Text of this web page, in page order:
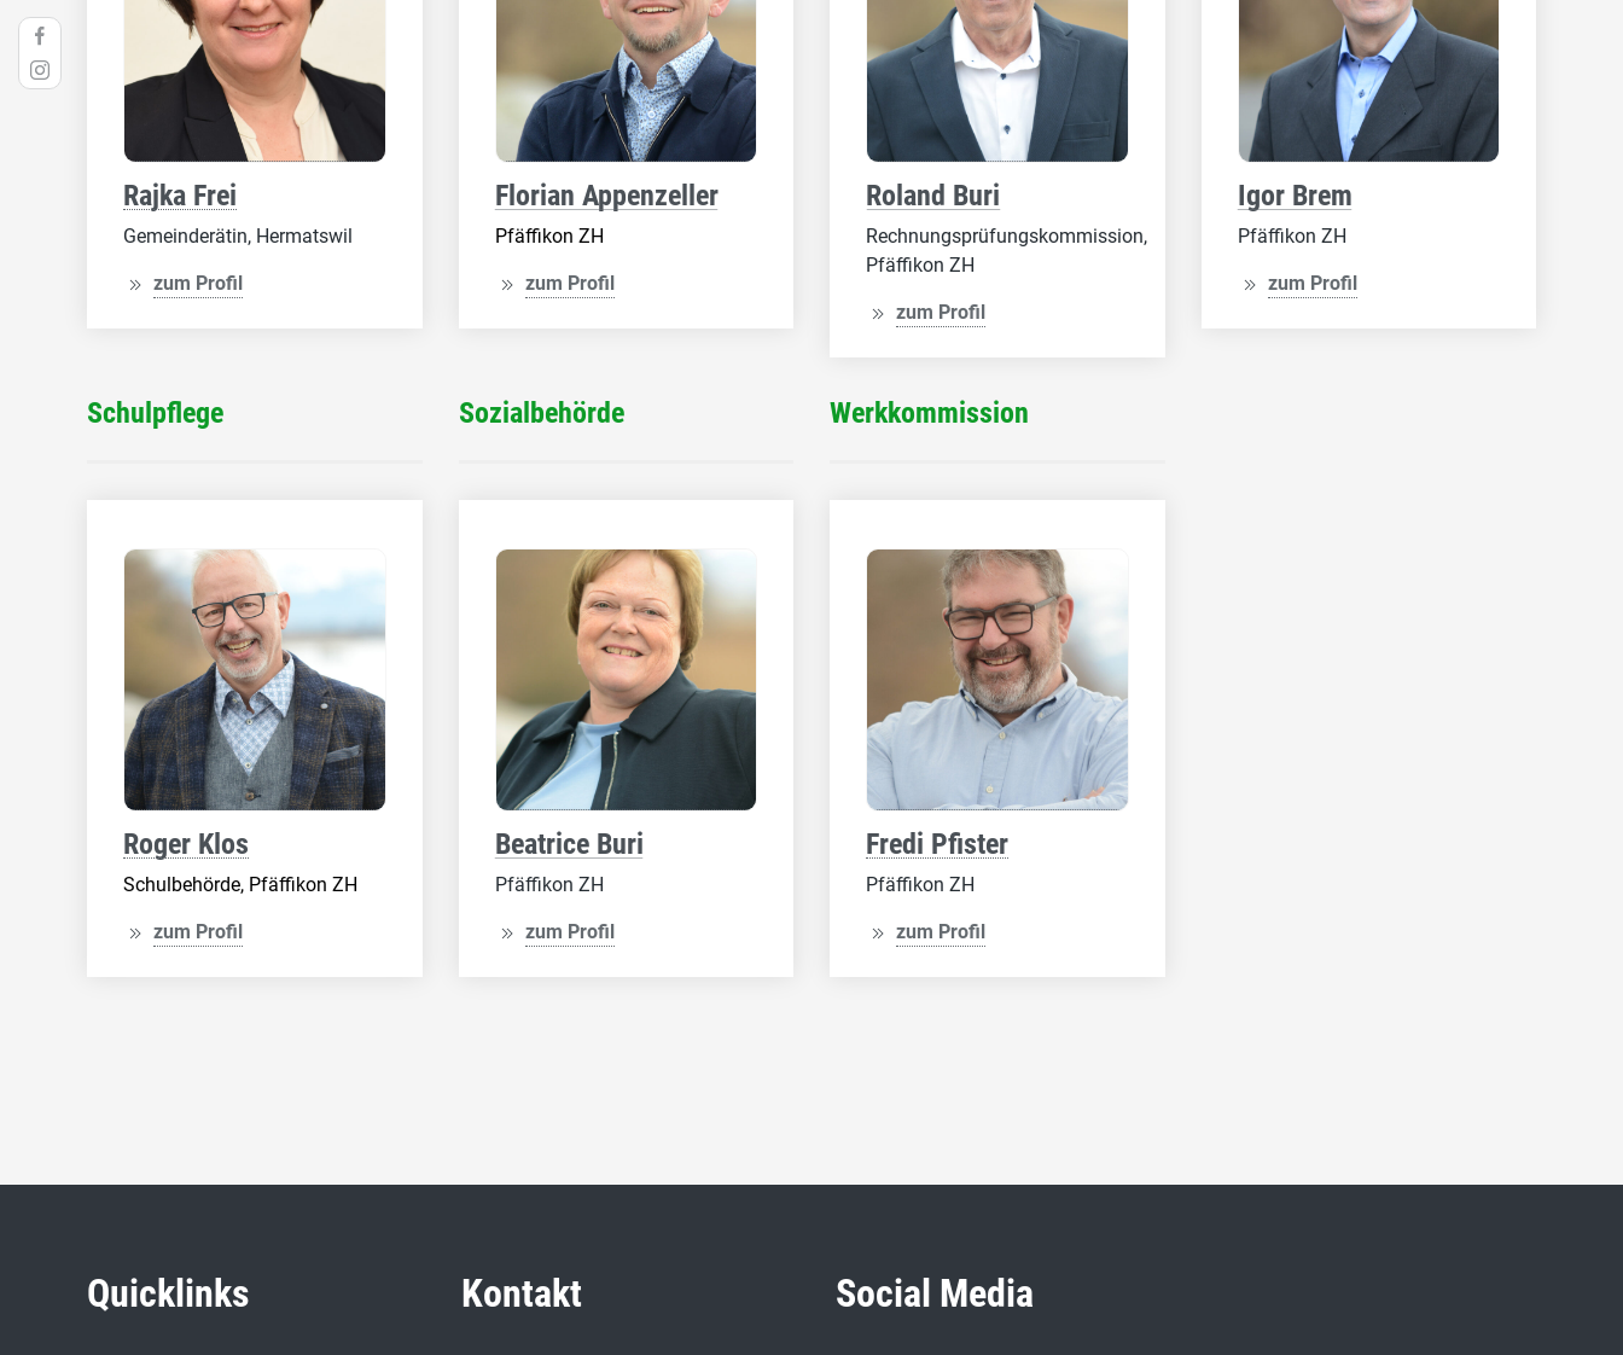
Rajka Frei
Gemeinderätin, Hermatswil
zum Profil
Florian Appenzeller
Pfäffikon ZH
zum Profil
Roland Buri
Rechnungsprüfungskommission,
Pfäffikon ZH
zum Profil
Igor Brem
Pfäffikon ZH
zum Profil
Schulpflege Sozialbehörde Werkkommission
Roger Klos
Schulbehörde, Pfäffikon ZH
zum Profil
Beatrice Buri
Pfäffikon ZH
zum Profil
Fredi Pfister
Pfäffikon ZH
zum Profil
Quicklinks Kontakt Social Media